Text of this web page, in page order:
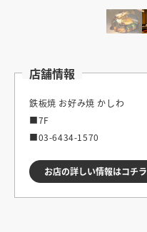
店舗情報
鉄板焼 お好み焼 かしわ
■7F
■03-6434-1570
お店の詳しい情報はコチラ